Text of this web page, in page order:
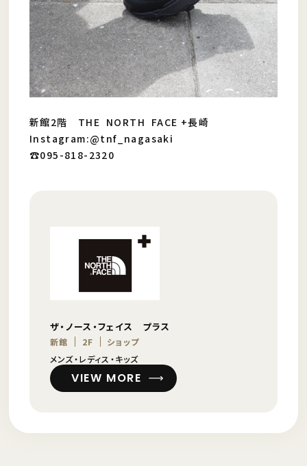
新館2階 THE NORTH FACE +長崎
Instagram:@tnf_nagasaki
☎︎095-818-2320
ザ・ノース・フェイス プラス
新館 2F
ショップ
メンズ・レディス・キッズ
VIEW MORE